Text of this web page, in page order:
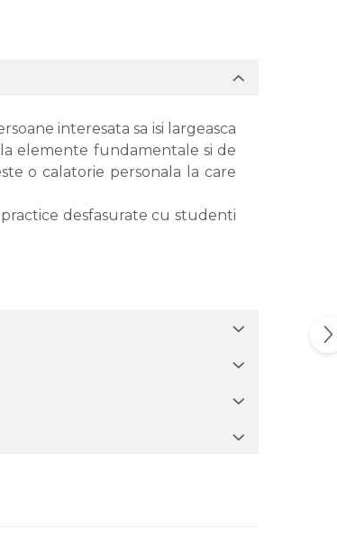
interesata sa isi largeasca
elemente fundamentale si de
o calatorie personala la care
desfasurate cu studenti